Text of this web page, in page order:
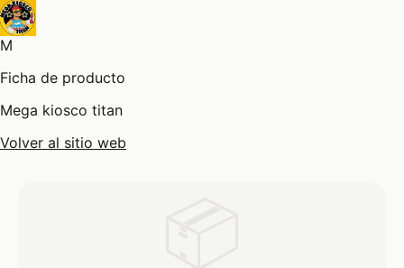
M
Ficha de producto
Mega kiosco titan
Volver al sitio web